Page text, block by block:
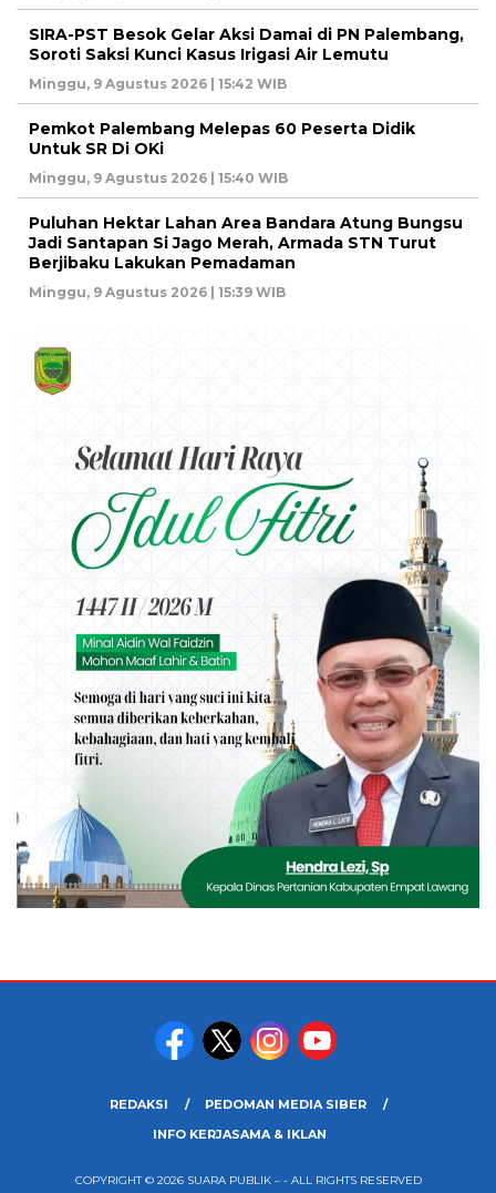
SIRA-PST Besok Gelar Aksi Damai di PN Palembang,
Soroti Saksi Kunci Kasus Irigasi Air Lemutu
Minggu, 9 Agustus 2026 | 15:42 WIB
Pemkot Palembang Melepas 60 Peserta Didik
Untuk SR Di OKi
Minggu, 9 Agustus 2026 | 15:40 WIB
Puluhan Hektar Lahan Area Bandara Atung Bungsu
Jadi Santapan Si Jago Merah, Armada STN Turut
Berjibaku Lakukan Pemadaman
Minggu, 9 Agustus 2026 | 15:39 WIB
REDAKSI
PEDOMAN MEDIA SIBER
INFO KERJASAMA & IKLAN
COPYRIGHT © 2026 SUARA PUBLIK – - ALL RIGHTS RESERVED